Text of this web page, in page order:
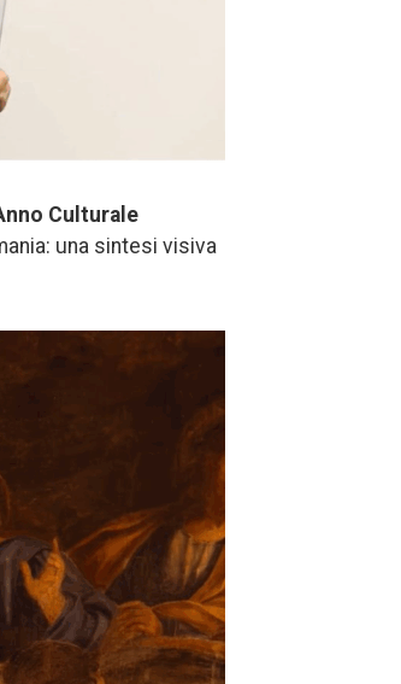
Culturale
una sintesi visiva